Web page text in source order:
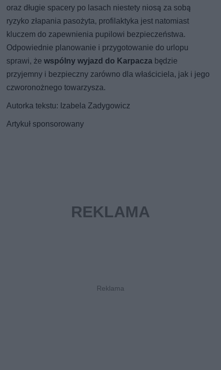
oraz długie spacery po lasach niestety niosą za sobą
ryzyko złapania pasożyta, profilaktyka jest natomiast
kluczem do zapewnienia pupilowi bezpieczeństwa.
Odpowiednie planowanie i przygotowanie do urlopu
sprawi, żewspólny wyjazd do Karpacza będzie
przyjemny i bezpieczny zarówno dla właściciela, jak i jego
czworonożnego towarzysza.
Autorka tekstu: Izabela Zadygowicz
Artykuł sponsorowany